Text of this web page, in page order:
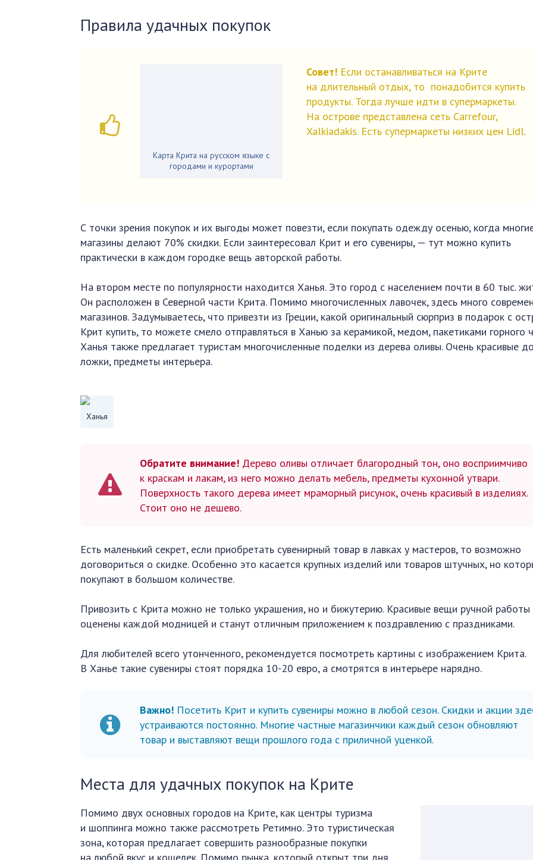
Правила удачных покупок
Карта Крита на русском языке с
городами и курортами
Совет! Если останавливаться на Крите
на длительный отдых, то понадобится купить
продукты. Тогда лучше идти в супермаркеты.
На острове представлена сеть Carrefour,
Xalkiadakis. Есть супермаркеты низких цен Lidl.
С точки зрения покупок и их выгоды может повезти, если покупать одежду осенью, когда
магазины делают 70% скидки. Если заинтересовал Крит и его сувениры, — тут можно купить
практически в каждом городке вещь авторской работы.
На втором месте по популярности находится Ханья. Это город с населением почти в 60 тыс.
Он расположен в Северной части Крита. Помимо многочисленных лавочек, здесь много
магазинов. Задумываетесь, что привезти из Греции, какой оригинальный сюрприз в подарок с
Крит купить, то можете смело отправляться в Ханью за керамикой, медом, пакетиками горного
Ханья также предлагает туристам многочисленные поделки из дерева оливы. Очень красивые
ложки, предметы интерьера.
Ханья
Обратите внимание! Дерево оливы отличает благородный тон, оно восприимчиво
к краскам и лакам, из него можно делать мебель, предметы кухонной утвари.
Поверхность такого дерева имеет мраморный рисунок, очень красивый в изделиях.
Стоит оно не дешево.
Есть маленький секрет, если приобретать сувенирный товар в лавках у мастеров, то возможно
договориться о скидке. Особенно это касается крупных изделий или товаров штучных, но
покупают в большом количестве.
Привозить с Крита можно не только украшения, но и бижутерию. Красивые вещи ручной работы
оценены каждой модницей и станут отличным приложением к поздравлению с праздниками.
Для любителей всего утонченного, рекомендуется посмотреть картины с изображением Крита.
В Ханье такие сувениры стоят порядка 10-20 евро, а смотрятся в интерьере нарядно.
Важно! Посетить Крит и купить сувениры можно в любой сезон. Скидки и акции
устраиваются постоянно. Многие частные магазинчики каждый сезон обновляют
товар и выставляют вещи прошлого года c приличной уценкой.
Места для удачных покупок на Крите
Помимо двух основных городов на Крите, как центры туризма
и шоппинга можно также рассмотреть Ретимно. Это туристическая
зона, которая предлагает совершить разнообразные покупки